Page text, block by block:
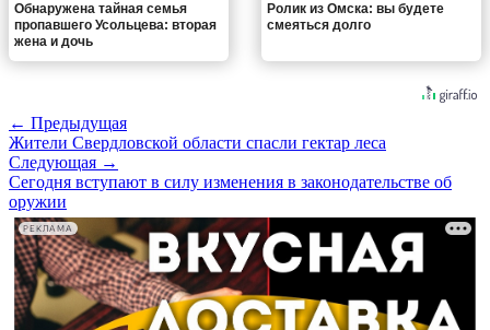
Обнаружена тайная семья
пропавшего Усольцева: вторая
жена и дочь
Ролик из Омска: вы будете
смеяться долго
← Предыдущая
Жители Свердловской области спасли гектар леса
Следующая →
Сегодня вступают в силу изменения в законодательстве об
оружии
РЕКЛАМА